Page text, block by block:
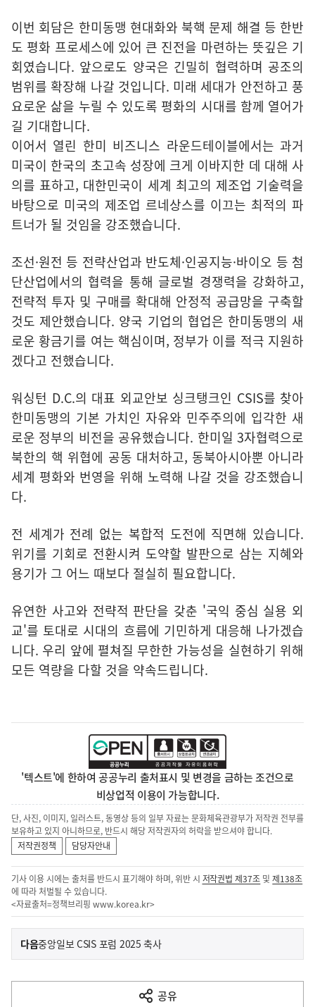
이번 회담은 한미동맹 현대화와 북핵 문제 해결 등 한반
도 평화 프로세스에 있어 큰 진전을 마련하는 뜻깊은 기
회였습니다. 앞으로도 양국은 긴밀히 협력하며 공조의
범위를 확장해 나갈 것입니다. 미래 세대가 안전하고 풍
요로운 삶을 누릴 수 있도록 평화의 시대를 함께 열어가
길 기대합니다.
이어서 열린 한미 비즈니스 라운드테이블에서는 과거
미국이 한국의 초고속 성장에 크게 이바지한 데 대해 사
의를 표하고, 대한민국이 세계 최고의 제조업 기술력을
바탕으로 미국의 제조업 르네상스를 이끄는 최적의 파
트너가 될 것임을 강조했습니다.
조선·원전 등 전략산업과 반도체·인공지능·바이오 등 첨
단산업에서의 협력을 통해 글로벌 경쟁력을 강화하고,
전략적 투자 및 구매를 확대해 안정적 공급망을 구축할
것도 제안했습니다. 양국 기업의 협업은 한미동맹의 새
로운 황금기를 여는 핵심이며, 정부가 이를 적극 지원하
겠다고 전했습니다.
워싱턴 D.C.의 대표 외교안보 싱크탱크인 CSIS를 찾아
한미동맹의 기본 가치인 자유와 민주주의에 입각한 새
로운 정부의 비전을 공유했습니다. 한미일 3자협력으로
북한의 핵 위협에 공동 대처하고, 동북아시아뿐 아니라
세계 평화와 번영을 위해 노력해 나갈 것을 강조했습니
다.
전 세계가 전례 없는 복합적 도전에 직면해 있습니다.
위기를 기회로 전환시켜 도약할 발판으로 삼는 지혜와
용기가 그 어느 때보다 절실히 필요합니다.
유연한 사고와 전략적 판단을 갖춘 '국익 중심 실용 외
교'를 토대로 시대의 흐름에 기민하게 대응해 나가겠습
니다. 우리 앞에 펼쳐질 무한한 가능성을 실현하기 위해
모든 역량을 다할 것을 약속드립니다.
'텍스트'에 한하여 공공누리 출처표시 및 변경을 금하는 조건으로
비상업적 이용이 가능합니다.
단, 사진, 이미지, 일러스트, 동영상 등의 일부 자료는 문화체육관광부가 저작권 전부를
보유하고 있지 아니하므로, 반드시 해당 저작권자의 허락을 받으셔야 합니다.
저작권정책
담당자안내
기사 이용 시에는 출처를 반드시 표기해야 하며, 위반 시 저작권법 제37조 및제138조
에 따라 처벌될 수 있습니다.
<자료출처=정책브리핑 www.korea.kr>
이
전
다
다음기
사
중앙일보 CSIS 포럼 2025 축사
공유
열